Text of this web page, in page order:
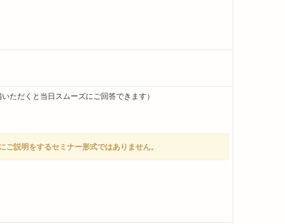
ただくと当日スムーズにご回答できます）
説明をするセミナー形式ではありません。